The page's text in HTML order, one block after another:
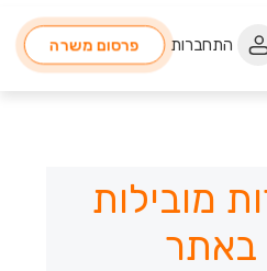
התחברות פרסום משרה
מובילות
באתר